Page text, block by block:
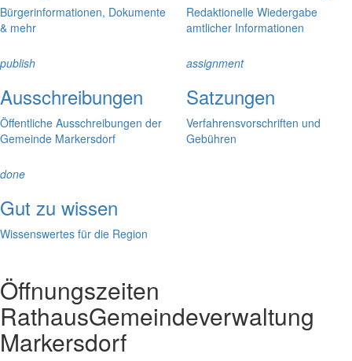
Bürgerinformationen, Dokumente
& mehr
Redaktionelle Wiedergabe
amtlicher Informationen
publish
Ausschreibungen
Öffentliche Ausschreibungen der
Gemeinde Markersdorf
assignment
Satzungen
Verfahrensvorschriften und
Gebühren
done
Gut zu wissen
Wissenswertes für die Region
Öffnungszeiten
RathausGemeindeverwaltung
Markersdorf